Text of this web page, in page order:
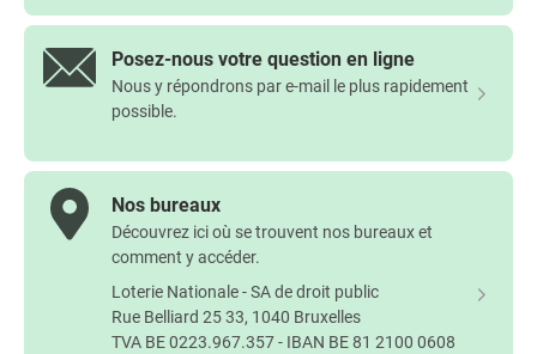
Posez-nous votre question en ligne
Nous y répondrons par e-mail le plus rapidement
possible.
Nos bureaux
Découvrez ici où se trouvent nos bureaux et
comment y accéder.
Loterie Nationale - SA de droit public
Rue Belliard 25 33, 1040 Bruxelles
TVA BE 0223.967.357 - IBAN BE 81 2100 0608